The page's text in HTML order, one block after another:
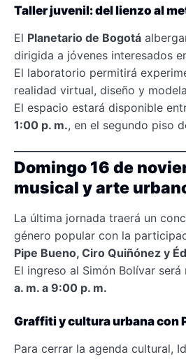
Taller juvenil: del lienzo al
El Planetario de Bogotá
dirigida a jóvenes interesados
El laboratorio permitirá
realidad virtual, diseño y
El espacio estará disponible
1:00 p. m., en el segundo piso
Domingo 16 de
musical y arte
La última jornada traerá un
género popular con la
Pipe Bueno, Ciro Quiñónez y
El ingreso al Simón Bolívar será
a. m. a 9:00 p. m.
Graffiti y cultura urbana con
Para cerrar la agenda cultural,